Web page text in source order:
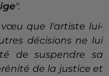
".
que l'artiste lui-
décisions ne lui
de suspendre sa
de la justice et